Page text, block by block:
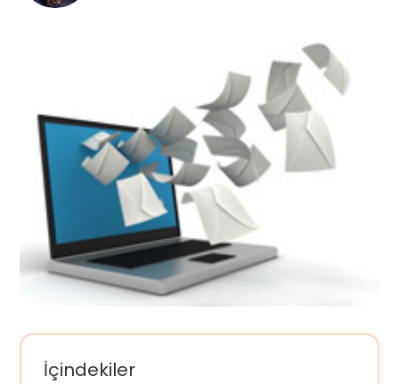
İçindekiler